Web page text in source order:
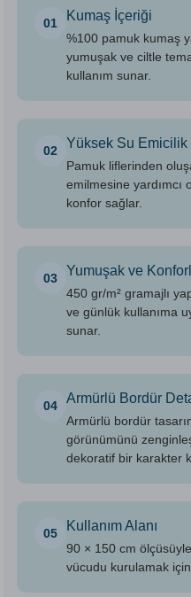
01 Kumaş İçeriği
%100 pamuk kumaş
yumuşak ve ciltle
kullanım sunar.
02 Yüksek Su Emicilik
Pamuk liflerinden
emilmesine yardımcı
konfor sağlar.
03 Yumuşak ve
450 gr/m² gramajlı
ve günlük kullanıma
sunar.
04 Armürlü Bordür
Armürlü bordür
görünümünü
dekoratif bir karakter
05 Kullanım Alanı
90 × 150 cm
vücudu kurulamak